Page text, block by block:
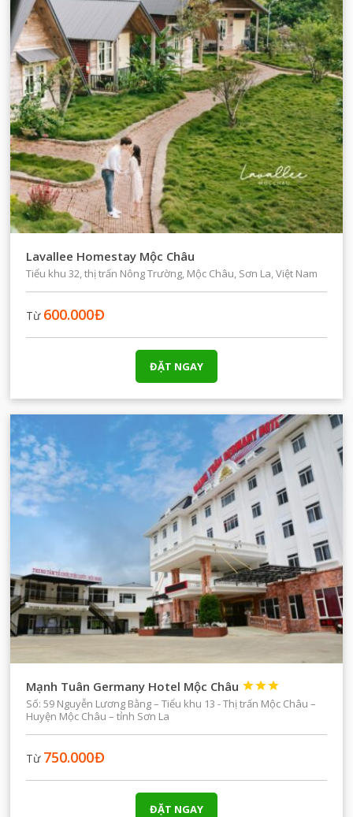
Lavallee Homestay Mộc Châu
Tiểu khu 32, thị trấn Nông Trường, Mộc Châu, Sơn La, Việt Nam
Từ 600.000Đ
ĐẶT NGAY
Mạnh Tuân Germany Hotel Mộc Châu 


Số: 59 Nguyễn Lương Bằng – Tiểu khu 13 - Thị trấn Mộc Châu –
Huyện Mộc Châu – tỉnh Sơn La
Từ 750.000Đ
ĐẶT NGAY